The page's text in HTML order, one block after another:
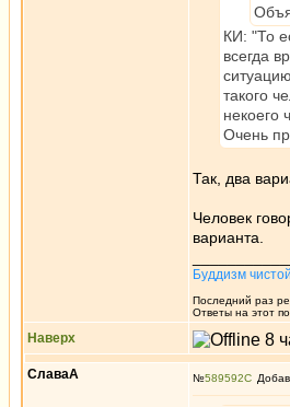
КИ: "То
всегда
такого
некоего
Очень
Так, два
Человек
варианта.
Буддизм
Последний раз
Ответы на этот
Наверх
СлаваА №589592